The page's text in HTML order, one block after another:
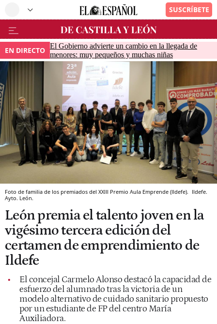
EN DIRECTO El Gobierno advierte un cambio en la llegada de
menores: muy pequeños y muchas niñas
Foto de familia de los premiados del XXIII Premio Aula Emprende (Ildefe). Ildefe.
Ayto. León.
León premia el talento joven en la
vigésimo tercera edición del
certamen de emprendimiento de
Ildefe
El concejal Carmelo Alonso destacó la capacidad de
esfuerzo del alumnado tras la victoria de un
modelo alternativo de cuidado sanitario propuesto
por un estudiante de FP del centro María
Auxiliadora.